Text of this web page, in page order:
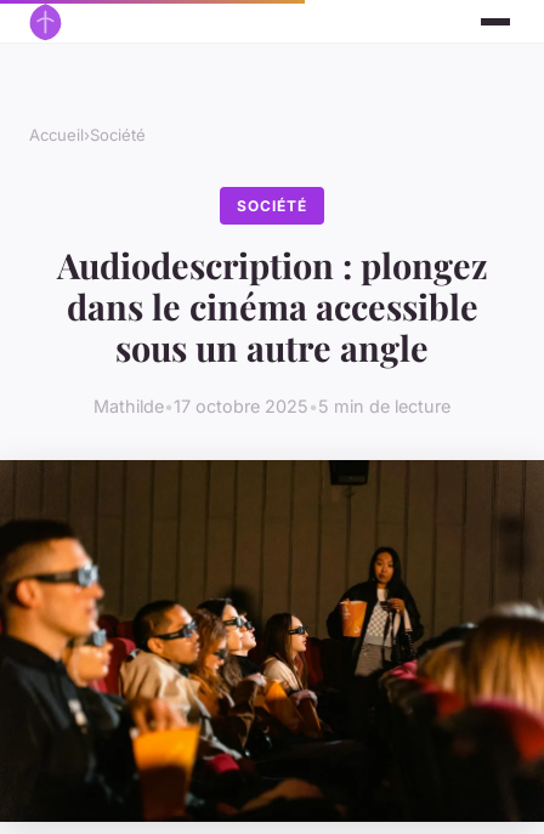
Accueil›Société
SOCIÉTÉ
Audiodescription : plongez
dans le cinéma accessible
sous un autre angle
Mathilde•17 octobre 2025•5 min de lecture